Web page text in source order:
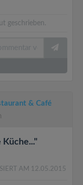
geschrieben.
& Café
AM 12.05.2015